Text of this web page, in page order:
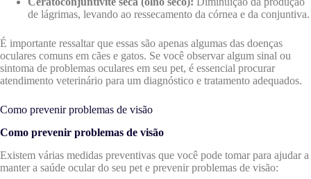
de lágrimas, levando ao ressecamento da córnea e da conjuntiva.
É importante ressaltar que essas são apenas algumas das doenças
oculares comuns em cães e gatos. Se você observar algum sinal ou
sintoma de problemas oculares em seu pet, é essencial procurar
atendimento veterinário para um diagnóstico e tratamento adequados.
Como prevenir problemas de visão
Como prevenir problemas de visão
Existem várias medidas preventivas que você pode tomar para ajudar a
manter a saúde ocular do seu pet e prevenir problemas de visão: